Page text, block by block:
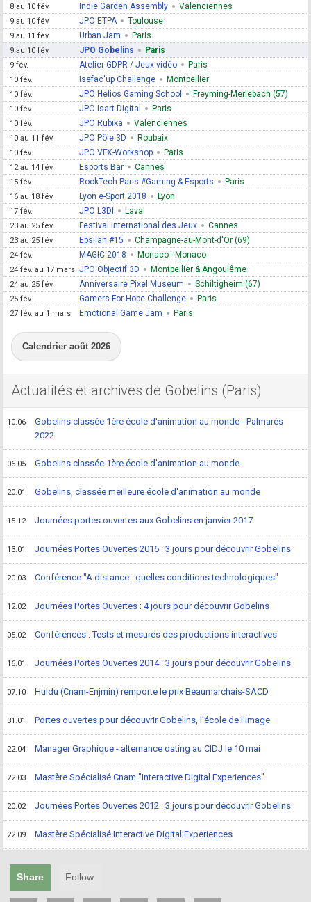
8 au 10 fév. Indie Garden Assembly Valenciennes
9 au 10 fév. JPO ETPA Toulouse
9 au 11 fév. Urban Jam Paris
9 au 10 fév. JPO Gobelins Paris
9 fév. Atelier GDPR / Jeux vidéo Paris
10 fév. Isefac'up Challenge Montpellier
10 fév. JPO Helios Gaming School Freyming-Merlebach (57)
10 fév. JPO Isart Digital Paris
10 fév. JPO Rubika Valenciennes
10 au 11 fév. JPO Pôle 3D Roubaix
10 fév. JPO VFX-Workshop Paris
12 au 14 fév. Esports Bar Cannes
15 fév. RockTech Paris #Gaming & Esports Paris
16 au 18 fév. Lyon e-Sport 2018 Lyon
17 fév. JPO L3DI Laval
23 au 25 fév. Festival International des Jeux Cannes
23 au 25 fév. Epsilan #15 Champagne-au-Mont-d'Or (69)
24 fév. MAGIC 2018 Monaco - Monaco
24 fév. au 17 mars JPO Objectif 3D Montpellier & Angoulême
24 au 25 fév. Anniversaire Pixel Museum Schiltigheim (67)
25 fév. Gamers For Hope Challenge Paris
27 fév. au 1 mars Emotional Game Jam Paris
Calendrier août 2026
Actualités et archives de Gobelins (Paris)
10.06
Gobelins classée 1ère école d'animation au monde - Palmarès
2022
06.05 Gobelins classée 1ère école d'animation au monde
20.01 Gobelins, classée meilleure école d'animation au monde
15.12 Journées portes ouvertes aux Gobelins en janvier 2017
13.01 Journées Portes Ouvertes 2016 : 3 jours pour découvrir Gobelins
20.03 Conférence "A distance : quelles conditions technologiques"
12.02 Journées Portes Ouvertes : 4 jours pour découvrir Gobelins
05.02 Conférences : Tests et mesures des productions interactives
16.01 Journées Portes Ouvertes 2014 : 3 jours pour découvrir Gobelins
07.10 Huldu (Cnam-Enjmin) remporte le prix Beaumarchais-SACD
31.01 Portes ouvertes pour découvrir Gobelins, l'école de l'image
22.04 Manager Graphique - alternance dating au CIDJ le 10 mai
22.03 Mastère Spécialisé Cnam "Interactive Digital Experiences"
20.02 Journées Portes Ouvertes 2012 : 3 jours pour découvrir Gobelins
22.09 Mastère Spécialisé Interactive Digital Experiences
Share Follow